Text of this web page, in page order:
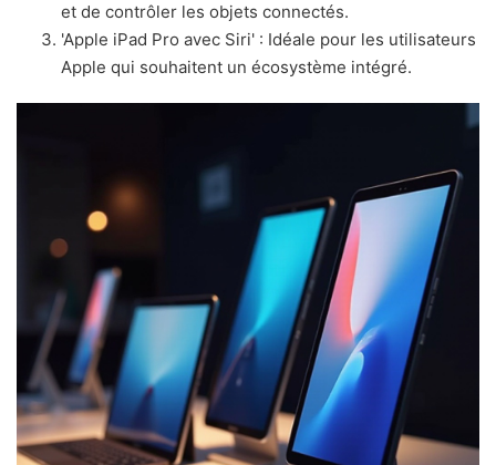
et de contrôler les objets connectés.
'Apple iPad Pro avec Siri' : Idéale pour les utilisateurs
Apple qui souhaitent un écosystème intégré.